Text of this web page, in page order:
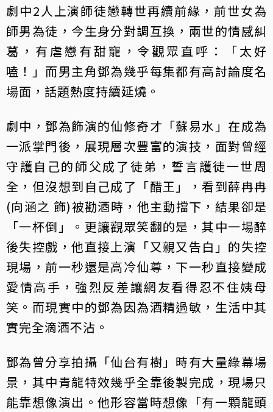
劇中2人上演師徒戀轉世再續前緣，前世女為
師男為徒，今生身分對調互換，兩世的情感糾
葛，有虐戀有甜寵，令觀眾直呼：「太好
嗑！」而男主角鄧為幾乎每集都有高討論度名
場面，話題熱度持續延燒。
劇中，鄧為飾演的仙修奇才「蘇易水」在成為
一派掌門後，展現層次豐富的演技，面對曾經
守護自己的師父成了徒弟，誓言護徒一世周
全，但沒想到自己成了「醋王」，看到薛冉冉
(向涵之 飾)被勸酒時，他主動擋下，結果卻是
「一杯倒」。更讓觀眾笑翻的是，其中一場醉
後失控戲，他直接上演「又親又告白」的失控
現場，前一秒還是高冷仙尊，下一秒直接變成
愛情高手，強烈反差讓網友看得忍不住姨母
笑。而現實中的鄧為因為酒精過敏，生活中其
實完全滴酒不沾。
鄧為曾分享拍攝「仙台有樹」時有大量綠幕場
景，其中青龍特效幾乎全靠後製完成，現場只
能靠想像演出。他形容當時想像「有一顆龍頭